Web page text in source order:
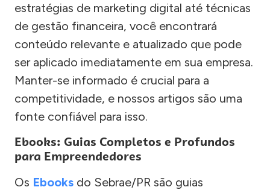
estratégias de marketing digital até técnicas
de gestão financeira, você encontrará
conteúdo relevante e atualizado que pode
ser aplicado imediatamente em sua empresa.
Manter-se informado é crucial para a
competitividade, e nossos artigos são uma
fonte confiável para isso.
Ebooks: Guias Completos e Profundos
para Empreendedores
Os Ebooks do Sebrae/PR são guias